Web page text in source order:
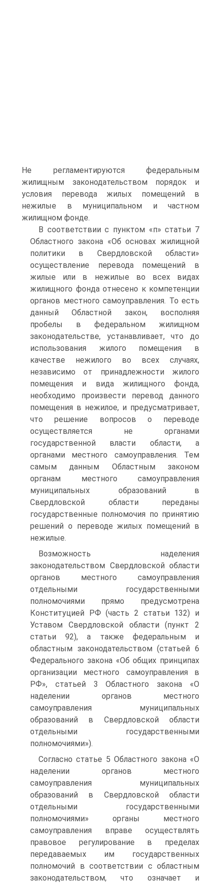
Не регламентируются федеральным
жилищным законодательством порядок и
условия перевода жилых помещений в
нежилые в муниципальном и частном
жилищном фонде.
В соответствии с пунктом «п» статьи 7
Областного закона «Об основах жилищной
политики в Свердловской области»
осуществление перевода помещений в
жилые или в нежилые во всех видах
жилищного фонда отнесено к компетенции
органов местного самоуправления. То есть
данный Областной закон, восполняя
пробелы в федеральном жилищном
законодательстве, устанавливает, что до
использования жилого помещения в
качестве нежилого во всех случаях,
независимо от принадлежности жилого
помещения и вида жилищного фонда,
необходимо произвести перевод данного
помещения в нежилое, и предусматривает,
что решение вопросов о переводе
осуществляется не органами
государственной власти области, а
органами местного самоуправления. Тем
самым данным Областным законом
органам местного самоуправления
муниципальных образований в
Свердловской области переданы
государственные полномочия по принятию
решений о переводе жилых помещений в
нежилые.
Возможность наделения
законодательством Свердловской области
органов местного самоуправления
отдельными государственными
полномочиями прямо предусмотрена
Конституцией РФ (часть 2 статьи 132) и
Уставом Свердловской области (пункт 2
статьи 92), а также федеральным и
областным законодательством (статьей 6
Федерального закона «Об общих принципах
организации местного самоуправления в
РФ», статьей 3 Областного закона «О
наделении органов местного
самоуправления муниципальных
образований в Свердловской области
отдельными государственными
полномочиями»).
Согласно статье 5 Областного закона «О
наделении органов местного
самоуправления муниципальных
образований в Свердловской области
отдельными государственными
полномочиями» органы местного
самоуправления вправе осуществлять
правовое регулирование в пределах
передаваемых им государственных
полномочий в соответствии с областным
законодательством, что означает и